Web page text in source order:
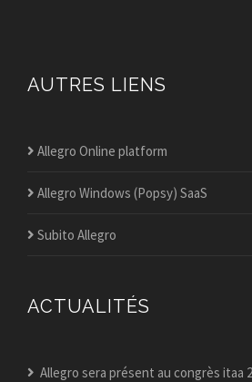
AUTRES LIENS
Allegro Online platform
Allegro Windows (Popsy) SaaS
Subito Allegro
ACTUALITÉS
Allegro sera présent au congrès itaa